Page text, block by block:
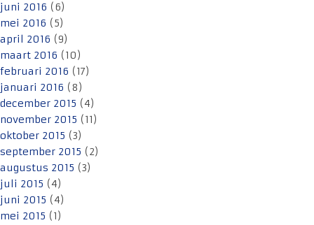
juni 2016 (6)
mei 2016 (5)
april 2016 (9)
maart 2016 (10)
februari 2016 (17)
januari 2016 (8)
december 2015 (4)
november 2015 (11)
oktober 2015 (3)
september 2015 (2)
augustus 2015 (3)
juli 2015 (4)
juni 2015 (4)
mei 2015 (1)